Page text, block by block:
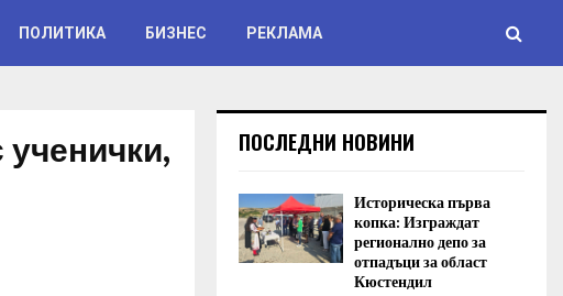
ПОЛИТИКА БИЗНЕС РЕКЛАМА
ПОСЛЕДНИ НОВИНИ
Историческа първа
копка: Изграждат
регионално депо за
отпадъци за област
Кюстендил